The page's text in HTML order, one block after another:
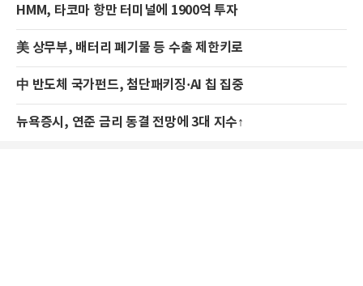
HMM, 타코마 항만 터미널에 1900억 투자
美 상무부, 배터리 폐기물 등 수출 제한키로
中 반도체 국가펀드, 첨단패키징·AI 칩 집중
뉴욕증시, 연준 금리 동결 전망에 3대 지수↑